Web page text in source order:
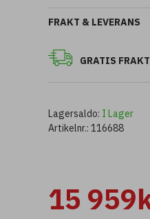
FRAKT & LEVERANS
GRATIS
15
Lagersaldo: I Lager
Artikelnr.: 116688